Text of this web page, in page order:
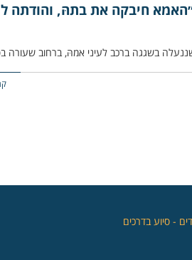
חיבקה את בתהּ, והודתה
- סיוע בדרכים